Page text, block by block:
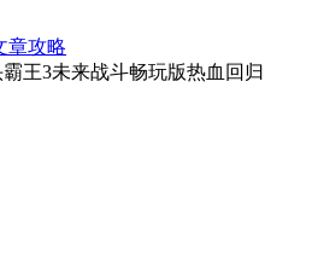
章攻略
王3未来战斗畅玩版热血回归